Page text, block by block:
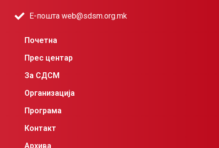
Е-пошта web@sdsm.org.mk
Почетна
Прес центар
За СДСМ
Организација
Програма
Контакт
Архива